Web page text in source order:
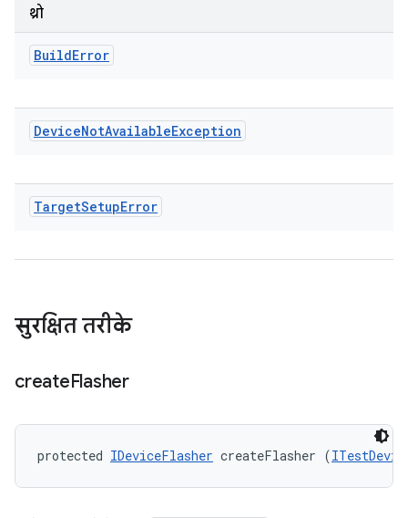
थ्रो
BuildError
DeviceNotAvailableException
TargetSetupError
सुरक्षित तरीके
createFlasher
protected IDeviceFlasher createFlasher (